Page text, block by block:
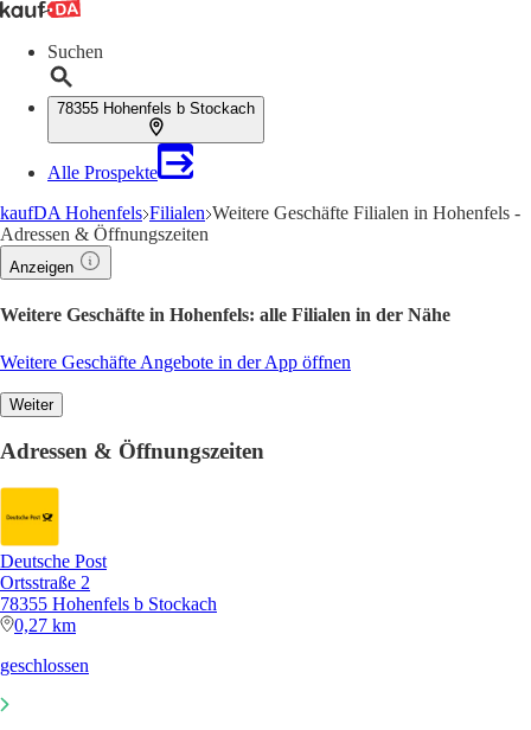
Suchen
78355 Hohenfels b Stockach
Alle Prospekte
kaufDA Hohenfels Filialen Weitere Geschäfte Filialen in Hohenfels -
Adressen & Öffnungszeiten
Anzeigen
Weitere Geschäfte in Hohenfels: alle Filialen in der Nähe
Weitere Geschäfte Angebote in der App öffnen
Weiter
Adressen & Öffnungszeiten
Deutsche Post
Ortsstraße 2
78355 Hohenfels b Stockach
0,27 km
geschlossen